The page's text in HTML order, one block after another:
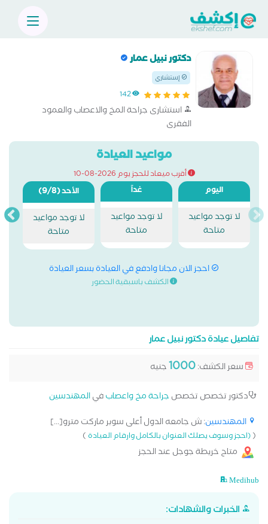
دكتور نبيل عمار
إستشاري
142
استشارى جراحة المخ والاعصاب والعمود
الفقرى
مواعيد العيادة
أقرب ميعاد للحجز يوم 2026-08-10
اليوم
لا توجد مواعيد
متاحة
غداً
لا توجد مواعيد
متاحة
الأحد(9/8)
لا توجد مواعيد
متاحة
احجز الان مجانا وادفع في العيادة بسعر العيادة
الكشف باسبقية الحضور
تفاصيل عيادة دكتور نبيل عمار
سعر الكشف:1000جنيه
دكتور تخصص تخصص جراحة مخ واعصابفيالمهندسين
المهندسين: ش جامعه الدول أعلى سوبر ماركت مترو[...]
((احجز وسوف يصلك العنوان بالكامل وارقام العيادة)
متاح خريطة جوجل عند الحجز
Medihub
الخبرات والشهادات: